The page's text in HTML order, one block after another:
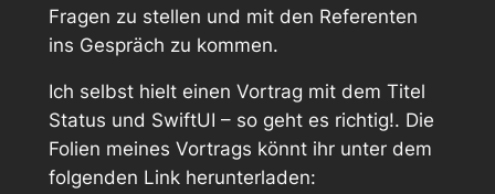
Fragen zu stellen und mit den Referenten
ins Gespräch zu kommen.
Ich selbst hielt einen Vortrag mit dem Titel
Status und SwiftUI – so geht es richtig!. Die
Folien meines Vortrags könnt ihr unter dem
folgenden Link herunterladen: